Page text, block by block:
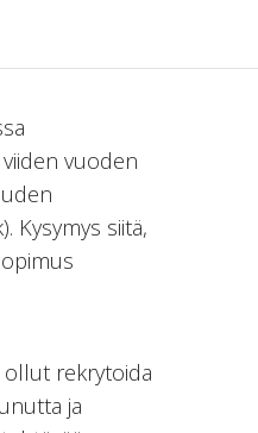
vuoden
Kysymys siitä,
ollut rekrytoida
ja